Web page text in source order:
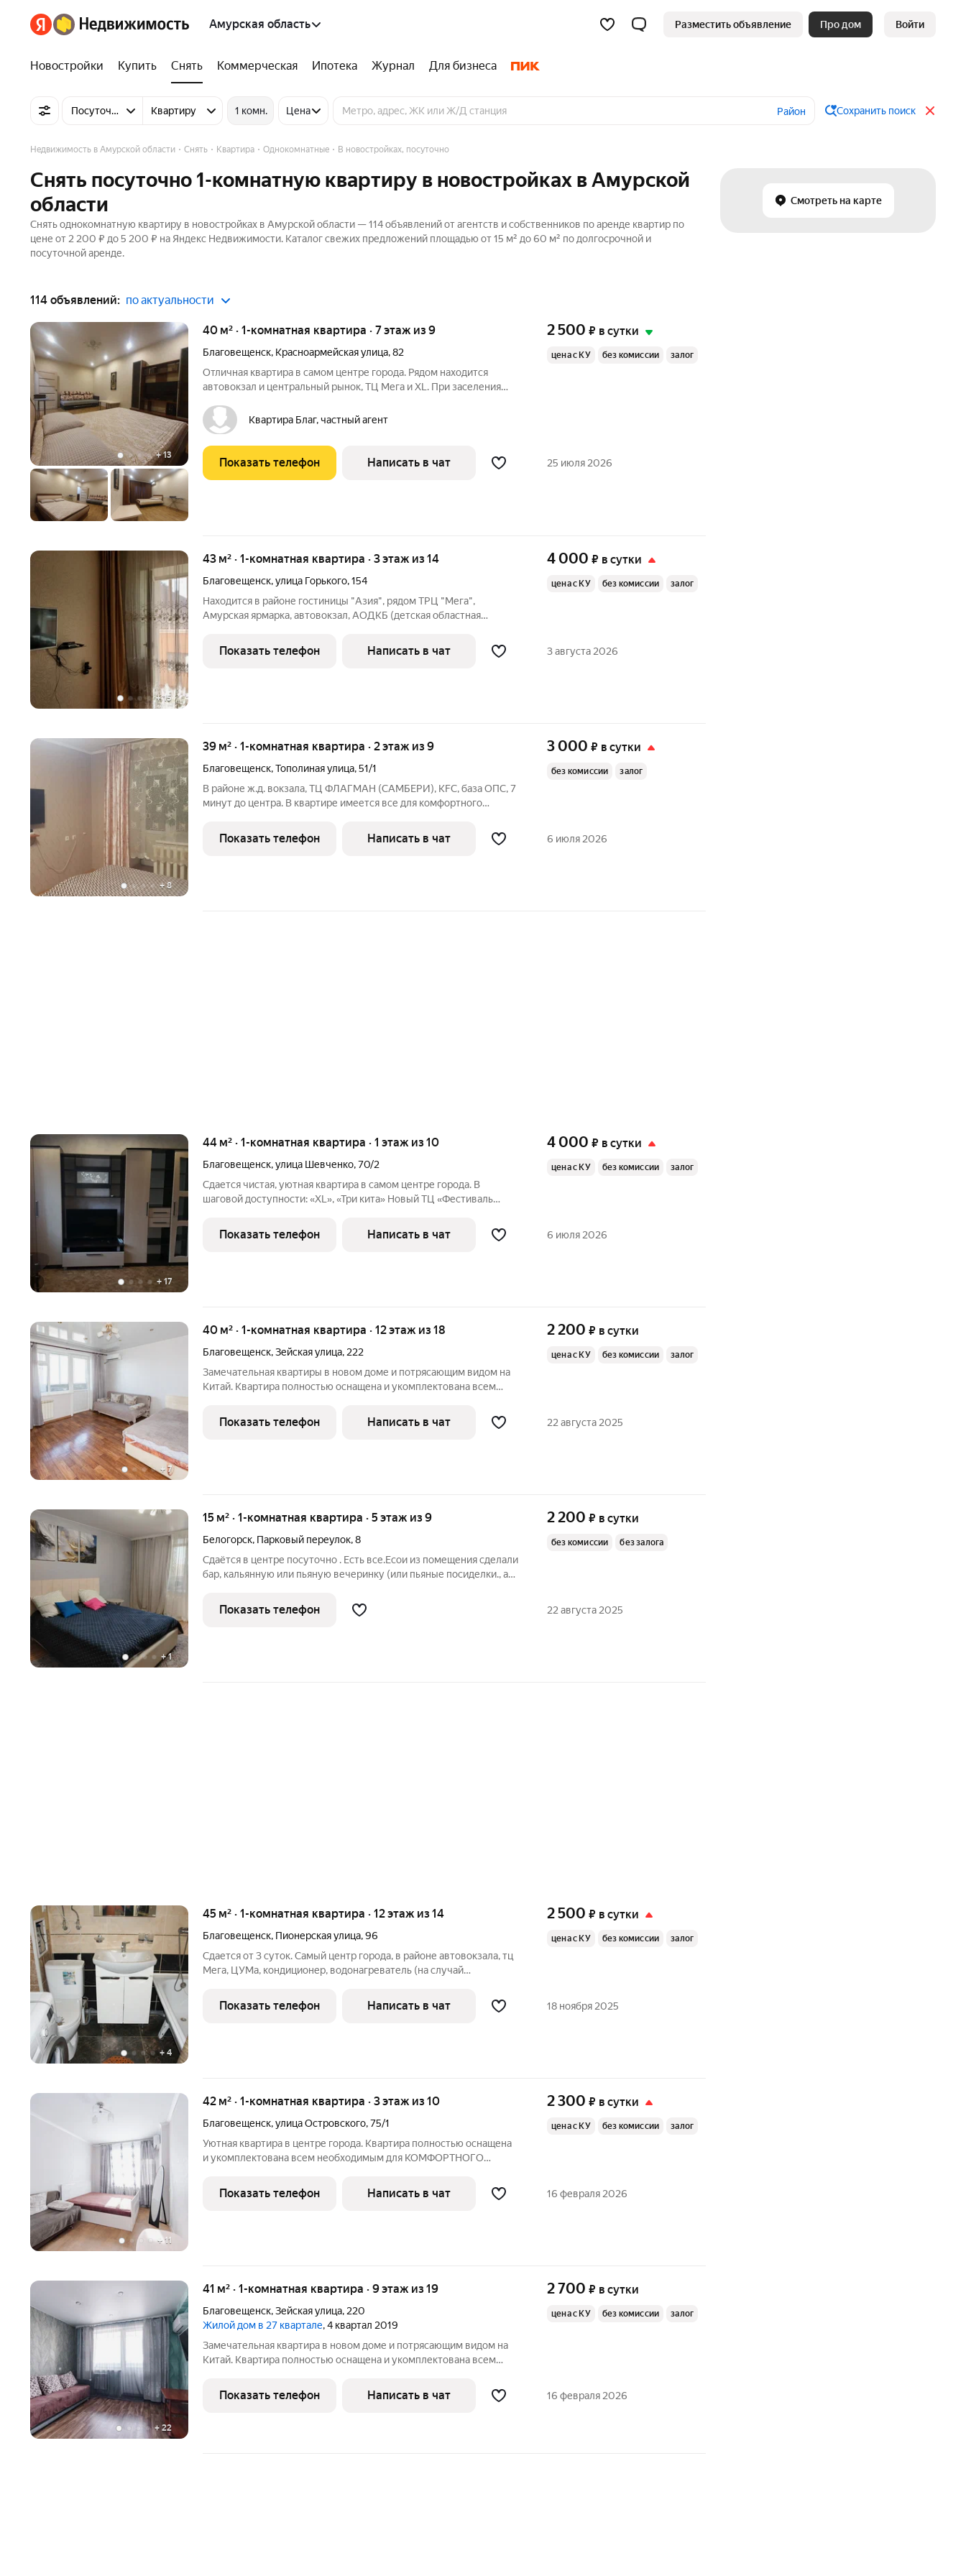
Амурская область Разместить объявление Про дом Войти
Новостройки Купить Снять Коммерческая Ипотека Журнал Для бизнеса
Посуточно Квартиру 1 комн. Цена Район Сохранить поиск
Смотреть на карте
Недвижимость в Амурской области Снять Квартира Однокомнатные В новостройках, посуточно
Снять посуточно 1-комнатную квартиру в новостройках в Амурской
области
Снять однокомнатную квартиру в новостройках в Амурской области — 114 объявлений от агентств и собственников по аренде квартир по
цене от 2 200 ₽ до 5 200 ₽ на Яндекс Недвижимости. Каталог свежих предложений площадью от 15 м² до 60 м² по долгосрочной и
посуточной аренде.
114 объявлений: по актуальности
+13
40 м² · 1-комнатная квартира · 7 этаж из 9
Благовещенск, Красноармейская улица,82
Отличная квартира в самом центре города. Рядом находится
автовокзал и центральный рынок, ТЦ Мега и XL. При заселения
Квартира Благ, частный агент
2 500 ₽ в сутки
цена с КУ без комиссии залог
Показать телефон Написать в чат 25 июля 2026
+15
43 м² · 1-комнатная квартира · 3 этаж из 14
Благовещенск,улица Горького,154
Находится в районе гостиницы "Азия", рядом ТРЦ "Мега",
Амурская ярмарка, автовокзал, АОДКБ (детская областная
ДОКУМЕНТЫ. В квартире имеется всё для комфортного
проживания: телевизор, утюг, гладильная
4 000 ₽ в сутки
цена с КУ без комиссии залог
Показать телефон Написать в чат 3 августа 2026
+8
39 м² · 1-комнатная квартира · 2 этаж из 9
Благовещенск,Тополиная улица,51/1
В районе ж.д. вокзала, ТЦ ФЛАГМАН (САМБЕРИ), KFC, база ОПС, 7
минут до центра. В квартире имеется все для комфортного
период отключения горячей воды), утюг, гладильная доска,
стиральная машинка,
3 000 ₽ в сутки
без комиссии залог
Показать телефон Написать в чат 6 июля 2026
+ 17
44 м² · 1-комнатная квартира · 1 этаж из 10
Благовещенск,улица Шевченко,70/2
Сдается чистая, уютная квартира в самом центре города. В
шаговой доступности: «XL», «Три кита» Новый ТЦ «Фестиваль
областная больница Супермаркеты «Авоська», «Самбери», кафе и
рестораны. В
4 000 ₽ в сутки
цена с КУ без комиссии залог
Показать телефон Написать в чат 6 июля 2026
+ 7
40 м² · 1-комнатная квартира · 12 этаж из 18
Благовещенск,Зейская улица, 222
Замечательная квартиры в новом доме и потрясающим видом на
Китай. Квартира полностью оснащена и укомплектована всем
бытовая техника, посуда, постельное белье и т.д.), а также
кабельное TV и
2 200 ₽ в сутки
цена с КУ без комиссии залог
Показать телефон Написать в чат 22 августа 2025
+1
15 м² · 1-комнатная квартира · 5 этаж из 9
Белогорск, Парковый переулок,8
Сдаётся в центре посуточно . Есть все.Есои из помещения сделали
бар, кальянную или пьяную вечеринку (или пьяные посиделки., а
помещении запрещено. Выселение без возврата денежных
средств.
2 200 ₽ в сутки
без комиссии без залога
Показать телефон 22 августа 2025
+ 4
45 м² · 1-комнатная квартира · 12 этаж из 14
Благовещенск, Пионерская улица,96
Сдается от 3 суток. Самый центр города, в районе автовокзала, тц
Мега, ЦУМа, кондиционер, водонагреватель (на случай
2 500 ₽ в сутки
цена с КУ без комиссии залог
Показать телефон Написать в чат 18 ноября 2025
+11
42 м² · 1-комнатная квартира · 3 этаж из 10
Благовещенск,улица Островского,75/1
Уютная квартира в центре города. Квартира полностью оснащена
и укомплектована всем необходимым для КОМФОРТНОГО
белье и т.д.), а также кабельное TV и интернет(Wi-Fi).
Предоставляем
2 300 ₽ в сутки
цена с КУ без комиссии залог
Показать телефон Написать в чат 16 февраля 2026
+22
41 м² · 1-комнатная квартира · 9 этаж из 19
Благовещенск,Зейская улица, 220
Жилой дом в 27 квартале, 4 квартал 2019
Замечательная квартира в новом доме и потрясающим видом на
Китай. Квартира полностью оснащена и укомплектована всем
бытовая техника, посуда, постельное белье и т.д.), а также
кабельное TV и
2 700 ₽ в сутки
цена с КУ без комиссии залог
Показать телефон Написать в чат 16 февраля 2026